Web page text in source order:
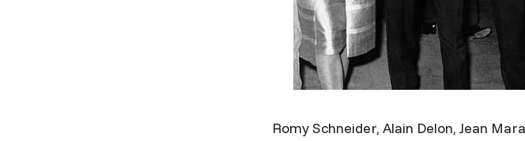
Romy Schneider, Alain Delon, Jean